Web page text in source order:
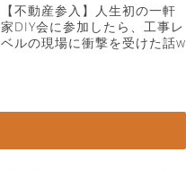
【不動産参入】人生初の一軒
家DIY会に参加したら、工事レ
ベルの現場に衝撃を受けた話w